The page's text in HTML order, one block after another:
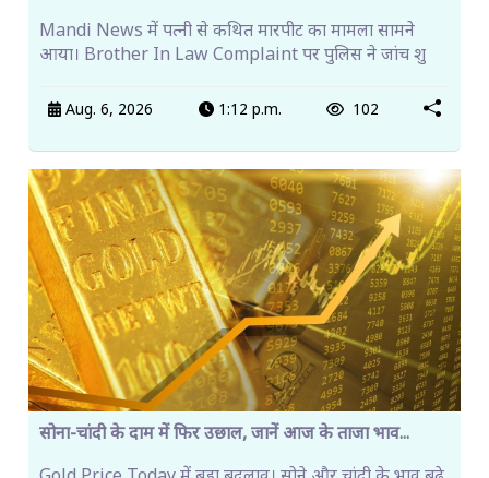
Mandi News में पत्नी से कथित मारपीट का मामला सामने
आया। Brother In Law Complaint पर पुलिस ने जांच शु
Aug. 6, 2026 1:12 p.m. 102
सोना-चांदी के दाम में फिर उछाल, जानें आज के ताजा भाव...